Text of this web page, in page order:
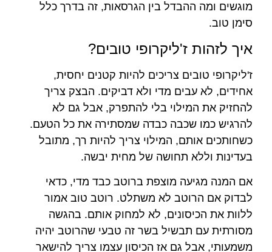
מוגשים ומה ההבדל בין הגרסאות, זה בדרך כלל
סימן טוב.
איך לזהות ז'ליקרופי טובים?
ז'ליקרופי טובים צריכים להיות קטנים יחסית,
אחידים, לא עבים מדי ולא דביקים. הבצק צריך
להחזיק את המילוי בלי להתפרק, אבל גם לא
להרגיש כמו שכבה כבדה שמסתירה את כל הטעם.
כשחותכים אותם, המילוי צריך להיות רך, מתובל
בעדינות וללא תחושה של מחית יבשה.
אם המנה מגיעה מוצפת ברוטב כבד מדי, כדאי
לבדוק אם הרוטב לא משתלט. רוטב טוב אמור
ללוות את הכיסונים, לא למחוק אותם. בהגשה
מסורתית עם תבשיל בשר זה טבעי שהרוטב יהיה
משמעותי, אבל גם אז הכיסון עצמו צריך להישאר